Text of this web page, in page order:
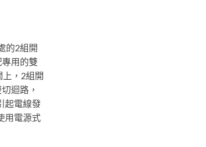
的2組開
用的雙
，2組開
迴路，
起電線發
用電源式